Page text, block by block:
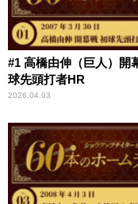
#1 高橋由伸（巨人）開幕戦 初
球先頭打者HR
2026.04.03